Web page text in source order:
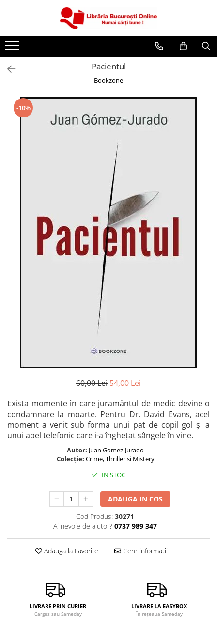
Artă și Enciclopedii
Beletristică
Cărți pentru copii
Cărți pentru tineri
Creșterea copilului
Istorie și Conspirații
Manuale și Dicționare
Medicină și Sănătate
Științe Sociale si Umaniste
Pacientul
Bookzone
-10%
60,00 Lei 54,00 Lei
Există momente în care jurământul de medic devine o
condamnare la moarte. Pentru Dr. David Evans, acel
moment a venit sub forma unui pat de copil gol și a
unui apel telefonic care i-a înghețat sângele în vine.
Autor: Juan Gomez-Jurado
Colecție: Crime, Thriller si Mistery
IN STOC
ADAUGA IN COS
Cod Produs: 30271
Ai nevoie de ajutor? 0737 989 347
Adauga la Favorite Cere informatii
LIVRARE PRIN CURIER
Cargus sau Sameday
LIVRARE LA EASYBOX
În rețeaua Sameday